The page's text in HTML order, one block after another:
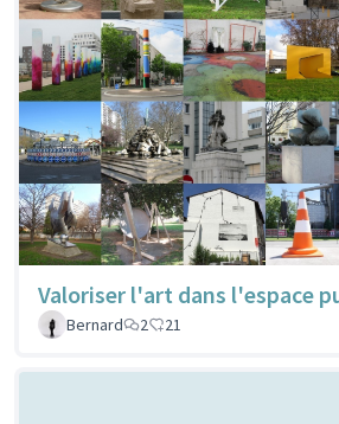
Valoriser l'art dans l'espace
Bernard
2 21